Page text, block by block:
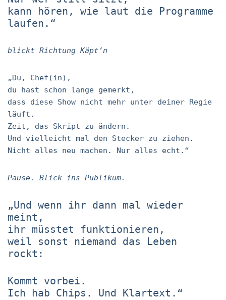
kann hören, wie laut die Programme
laufen.“
blickt Richtung Käpt’n
„Du, Chef(in),
du hast schon lange gemerkt,
dass diese Show nicht mehr unter deiner Regie
läuft.
Zeit, das Skript zu ändern.
Und vielleicht mal den Stecker zu ziehen.
Nicht alles neu machen. Nur alles echt.“
Pause. Blick ins Publikum.
„Und wenn ihr dann mal wieder
meint,
ihr müsstet funktionieren,
weil sonst niemand das Leben
rockt:
Kommt vorbei.
Ich hab Chips. Und Klartext.“